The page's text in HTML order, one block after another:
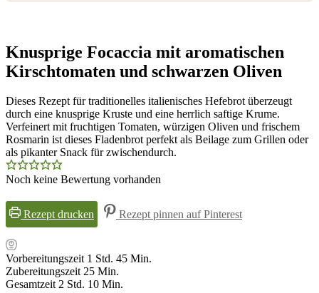
Knusprige Focaccia mit aromatischen
Kirschtomaten und schwarzen Oliven
Dieses Rezept für traditionelles italienisches Hefebrot überzeugt
durch eine knusprige Kruste und eine herrlich saftige Krume.
Verfeinert mit fruchtigen Tomaten, würzigen Oliven und frischem
Rosmarin ist dieses Fladenbrot perfekt als Beilage zum Grillen oder
als pikanter Snack für zwischendurch.
Noch keine Bewertung vorhanden
Rezept drucken Rezept pinnen auf Pinterest
Vorbereitungszeit 1 Stunde
Std. 45Minuten
Min.
Zubereitungszeit25Minuten
Min.
Gesamtzeit2 Stunden
Std. 10Minuten
Min.